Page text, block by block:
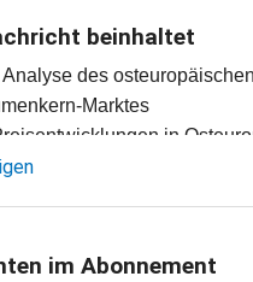
beinhaltet
des osteuropäischen
Marktes
in
für Sonnenblumenkerne,
schwarz, Bulgarien
im Abonnement